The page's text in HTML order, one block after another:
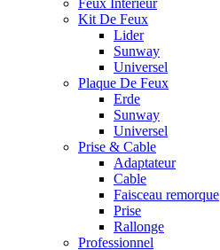
Feux Interieur
Kit De Feux
Lider
Sunway
Universel
Plaque De Feux
Erde
Sunway
Universel
Prise & Cable
Adaptateur
Cable
Faisceau remorque
Prise
Rallonge
Professionnel